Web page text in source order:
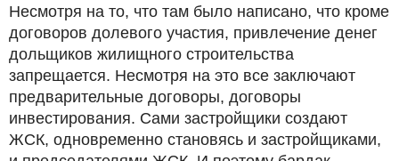
Несмотря на то, что там было написано, что кроме
договоров долевого участия, привлечение денег
дольщиков жилищного строительства
запрещается. Несмотря на это все заключают
предварительные договоры, договоры
инвестирования. Сами застройщики создают
ЖСК, одновременно становясь и застройщиками,